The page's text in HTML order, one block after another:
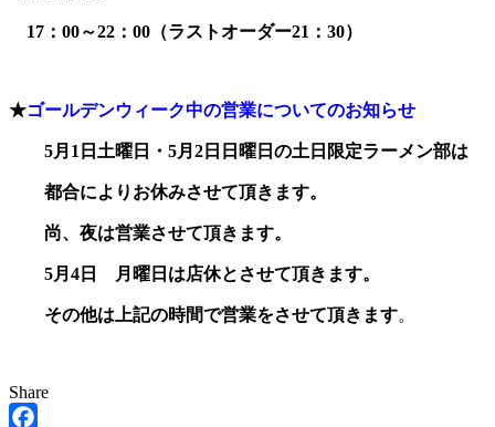
17：00～22：00（ラストオーダー21：30）
★ゴールデンウィーク中の営業についてのお知らせ
5月1日土曜日・5月2日日曜日の土日限定ラーメン部は
都合によりお休みさせて頂きます。
尚、夜は営業させて頂きます。
5月4日 月曜日は店休とさせて頂きます。
その他は上記の時間で営業をさせて頂きます。
Share